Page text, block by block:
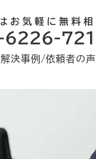
解決事例/依頼者の声